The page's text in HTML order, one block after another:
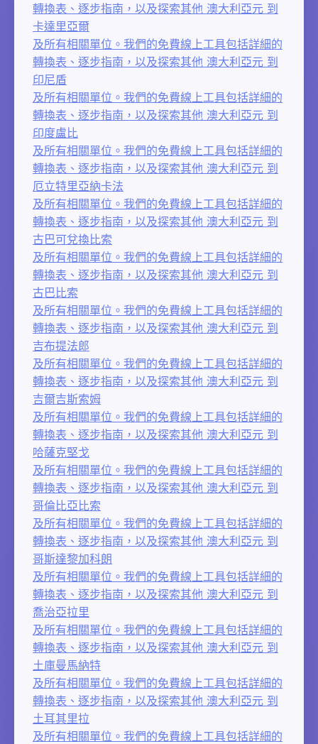
轉換表、逐步指南，以及探索其他 澳大利亞元 到
卡達里亞爾
及所有相關單位。我們的免費線上工具包括詳細的
轉換表、逐步指南，以及探索其他 澳大利亞元 到
印尼盾
及所有相關單位。我們的免費線上工具包括詳細的
轉換表、逐步指南，以及探索其他 澳大利亞元 到
印度盧比
及所有相關單位。我們的免費線上工具包括詳細的
轉換表、逐步指南，以及探索其他 澳大利亞元 到
厄立特里亞納卡法
及所有相關單位。我們的免費線上工具包括詳細的
轉換表、逐步指南，以及探索其他 澳大利亞元 到
古巴可兌換比索
及所有相關單位。我們的免費線上工具包括詳細的
轉換表、逐步指南，以及探索其他 澳大利亞元 到
古巴比索
及所有相關單位。我們的免費線上工具包括詳細的
轉換表、逐步指南，以及探索其他 澳大利亞元 到
吉布提法郎
及所有相關單位。我們的免費線上工具包括詳細的
轉換表、逐步指南，以及探索其他 澳大利亞元 到
吉爾吉斯索姆
及所有相關單位。我們的免費線上工具包括詳細的
轉換表、逐步指南，以及探索其他 澳大利亞元 到
哈薩克堅戈
及所有相關單位。我們的免費線上工具包括詳細的
轉換表、逐步指南，以及探索其他 澳大利亞元 到
哥倫比亞比索
及所有相關單位。我們的免費線上工具包括詳細的
轉換表、逐步指南，以及探索其他 澳大利亞元 到
哥斯達黎加科朗
及所有相關單位。我們的免費線上工具包括詳細的
轉換表、逐步指南，以及探索其他 澳大利亞元 到
喬治亞拉里
及所有相關單位。我們的免費線上工具包括詳細的
轉換表、逐步指南，以及探索其他 澳大利亞元 到
土庫曼馬納特
及所有相關單位。我們的免費線上工具包括詳細的
轉換表、逐步指南，以及探索其他 澳大利亞元 到
土耳其里拉
及所有相關單位。我們的免費線上工具包括詳細的